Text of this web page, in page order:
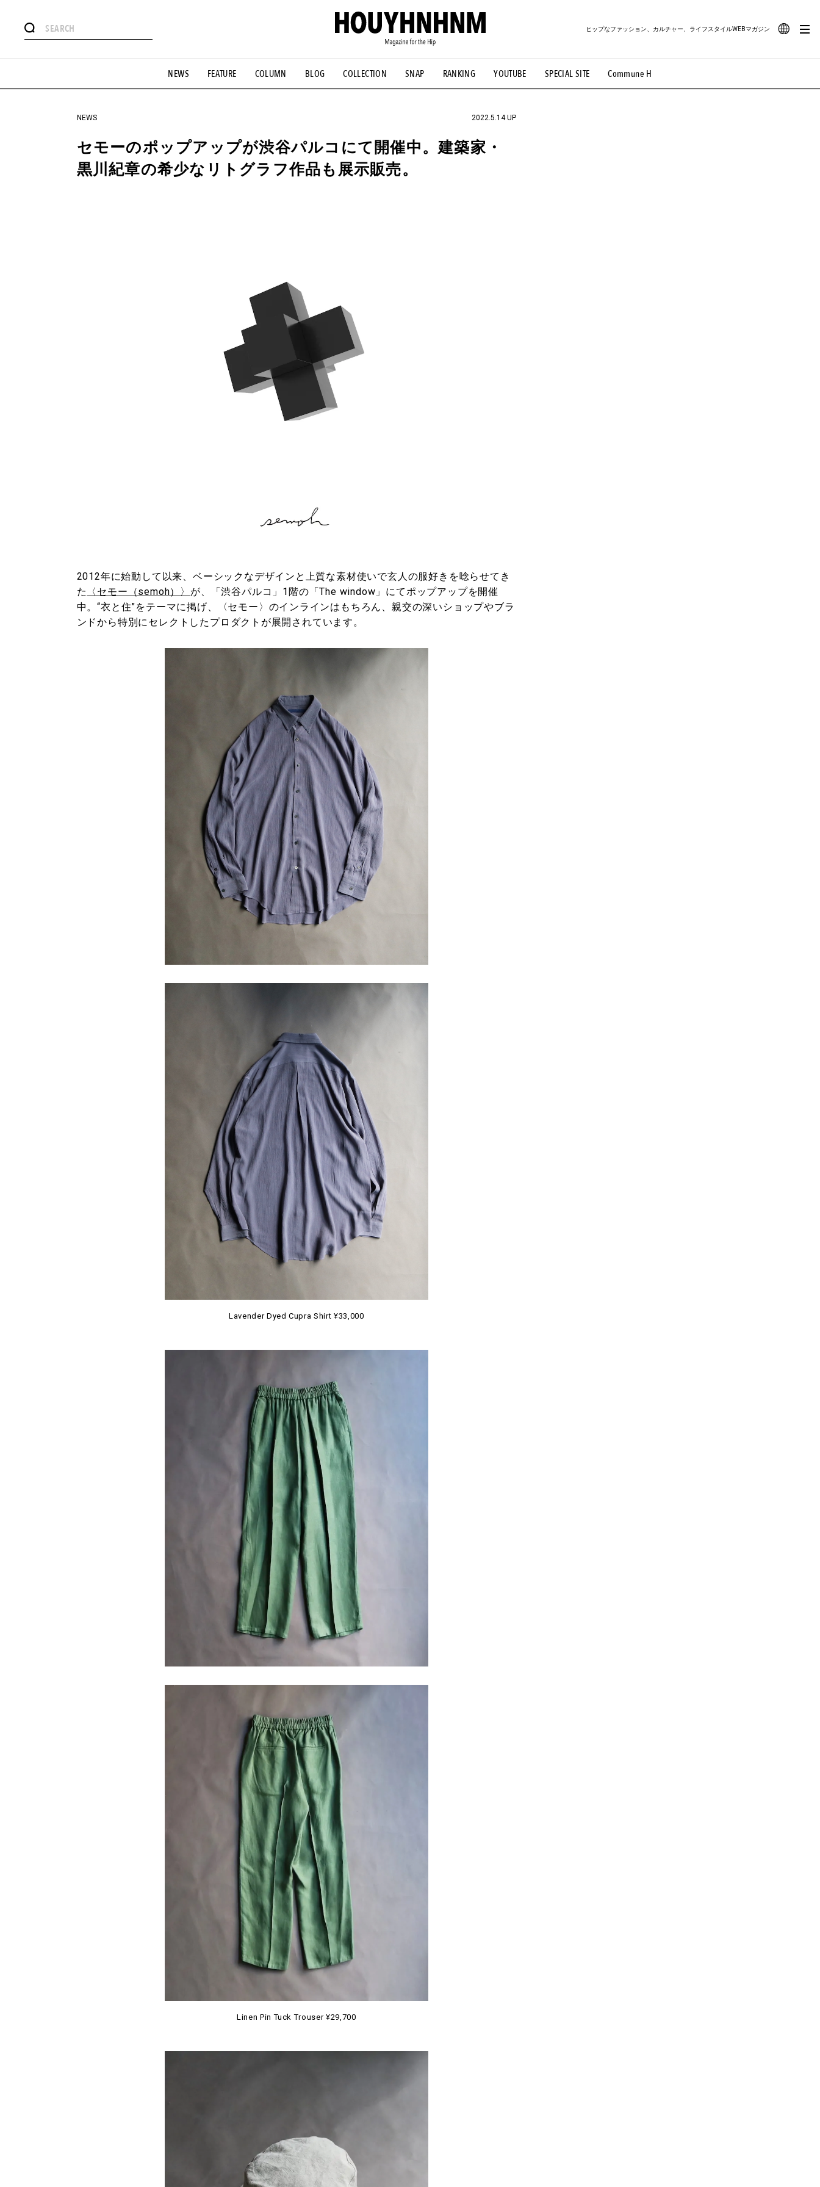
NEWS FEATURE COLUMN BLOG COLLECTION SNAP RANKING YOUTUBE SPECIAL SITE Commune H
ヒップなファッション、カルチャー、ライフスタイルWEBマガジン
#憧れの逸品 #ESSENTIAL DESIGNS #古着サミット #NEW VINTAGE #マイナーグッド図鑑 #路地裏てぃーん。 #MONTHLY JOURNAL
#GH 銘品の所以 #フイナムのYouTube #Commune H #FOCUS IT #AH.H #ととけん #FASHION #MUSIC #MOVIE #LIFESTYLE #SNEAKER #OUTDOOR
#HANDSOME HANDBOOK
NEWS 2022.5.14 UP
セモーのポップアップが渋谷パルコにて開催中。建築家・
黒川紀章の希少なリトグラフ作品も展示販売。
2012年に始動して以来、ベーシックなデザインと上質な素材使いで玄人の服好きを唸らせてき
た
〈セモー（semoh）〉 が、「渋谷パルコ」1階の「The window」にてポップアップを開催
中。“衣と住”をテーマに掲げ、〈セモー〉のインラインはもちろん、親交の深いショップやブラ
ンドから特別にセレクトしたプロダクトが展開されています。
Lavender Dyed Cupra Shirt ¥33,000
Linen Pin Tuck Trouser ¥29,700